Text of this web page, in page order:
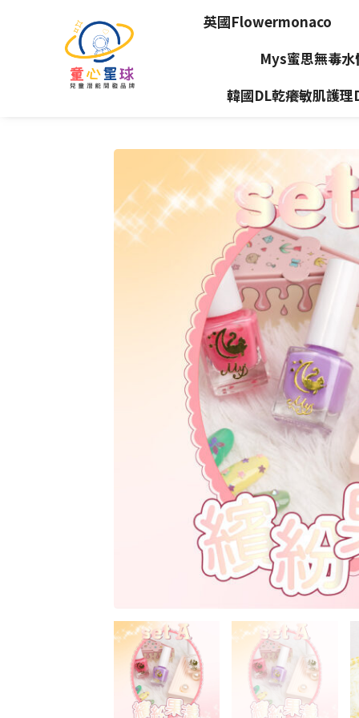
英國Flowermonaco
Mys蜜思無毒
韓國DL乾癢敏肌護